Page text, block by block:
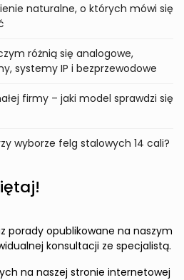
naturalne, o których mówi się
różnią się analogowe,
systemy IP i bezprzewodowe
firmy – jaki model sprawdzi się
wyborze felg stalowych 14 cali?
porady opublikowane na naszym
konsultacji ze specjalistą.
na naszej stronie internetowej